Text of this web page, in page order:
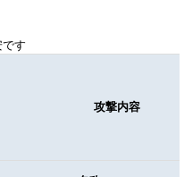
す
攻撃内容